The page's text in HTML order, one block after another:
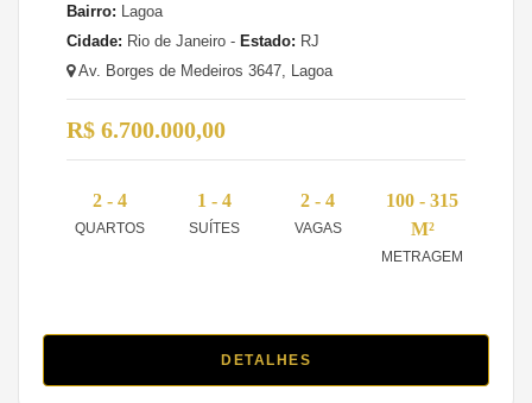
Bairro: Lagoa
Cidade: Rio de Janeiro - Estado: RJ
Av. Borges de Medeiros 3647, Lagoa
R$ 6.700.000,00
2 - 4
QUARTOS
1 - 4
SUÍTES
2 - 4
VAGAS
100 - 315
M²
METRAGEM
DETALHES